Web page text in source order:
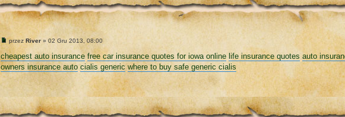
przezRiver » 02 Gru 2013, 08:00
cheapest auto insurance free car insurance quotes for iowa online life insurance quotes auto
owners insurance auto cialis generic where to buy safe generic cialis